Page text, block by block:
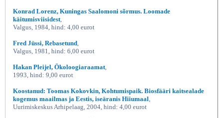
Konrad Lorenz, Kuningas Saalomoni sõrmus. Loomade
käitumisviisidest
Valgus, 1984, hind: 4,00 eurot
Fred Jüssi, Rebasetund
Valgus, 1981, hind: 6,00 eurot
Hakan Pleijel, Ökoloogiaraamat
1993, hind: 9,00 eurot
Koostanud: Toomas Kokovkin, Kohtumispaik. Biosfääri kaitsealade
kogemus maailmas ja Eestis, iseäranis Hiiumaal
Uurimiskeskus Arhipelaag, 2004, hind: 4,00 eurot